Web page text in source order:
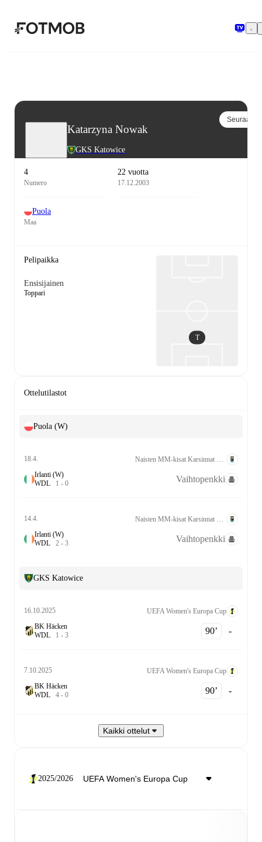
Katarzyna Nowak
GKS Katowice
Seuraa
4
Numero
22 vuotta
17.12.2003
Puola
Maa
Pelipaikka
Ensisijainen
Toppari
T
Ottelutilastot
Puola (W)
18.4.
Irlanti (W)
WDL 1 - 0 Vaihtopenkki
14.4.
Irlanti (W)
WDL 2 - 3 Vaihtopenkki
GKS Katowice
16.10.2025
UEFA Women's Europa Cup
BK Häcken
WDL 1 - 3 90‎’‎ -
7.10.2025
UEFA Women's Europa Cup
BK Häcken
WDL 4 - 0 90‎’‎ -
Kaikki ottelut
2025/2026